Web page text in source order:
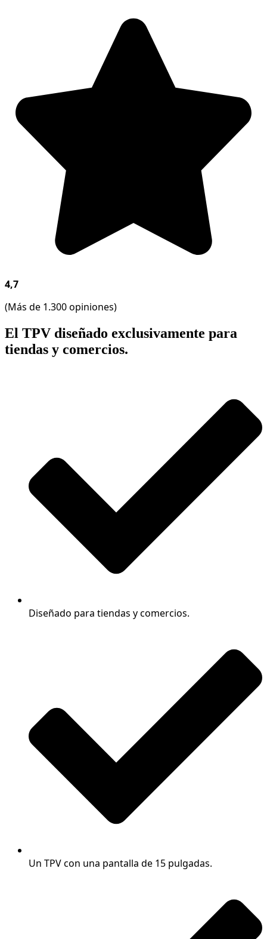
4,7
(Más de 1.300 opiniones)
El TPV diseñado exclusivamente para
tiendas y comercios.
Diseñado para tiendas y comercios.
Un TPV con una pantalla de 15 pulgadas.